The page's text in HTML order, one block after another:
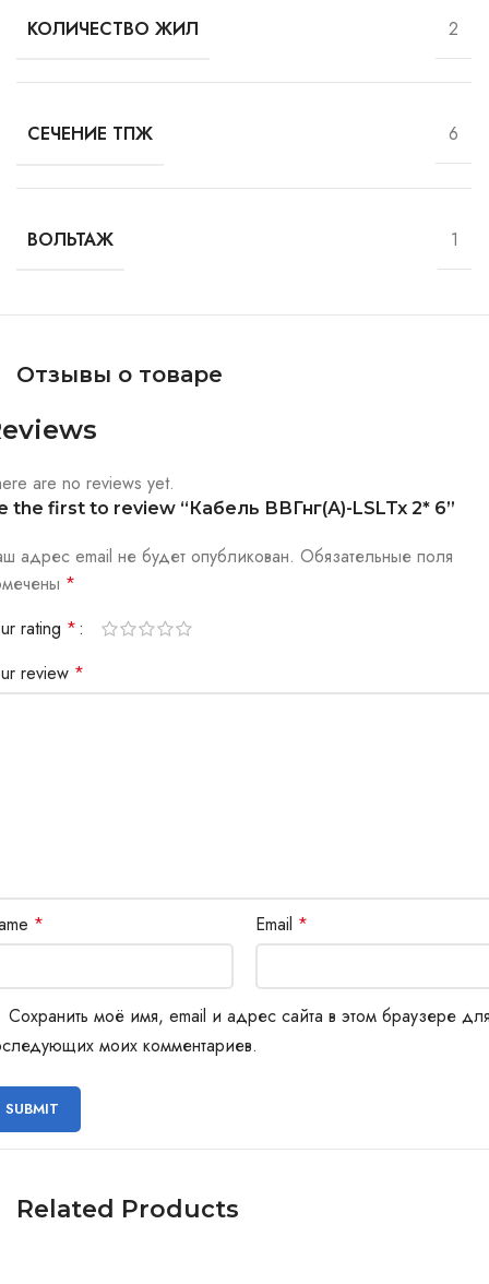
КОЛИЧЕСТВО ЖИЛ 2
СЕЧЕНИЕ ТПЖ 6
ВОЛЬТАЖ 1
Отзывы о товаре
are no reviews yet.
the first to review “Кабель ВВГнг(А)-LSLTx 2* 6”
адрес email не будет опубликован. Обязательные поля
*
rating *
review *
* Email *
Сохранить моё имя, email и адрес сайта в этом браузере
моих комментариев.
Related Products